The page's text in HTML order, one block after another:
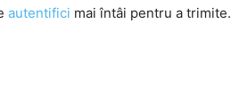
autentifici mai întâi pentru a trimite.